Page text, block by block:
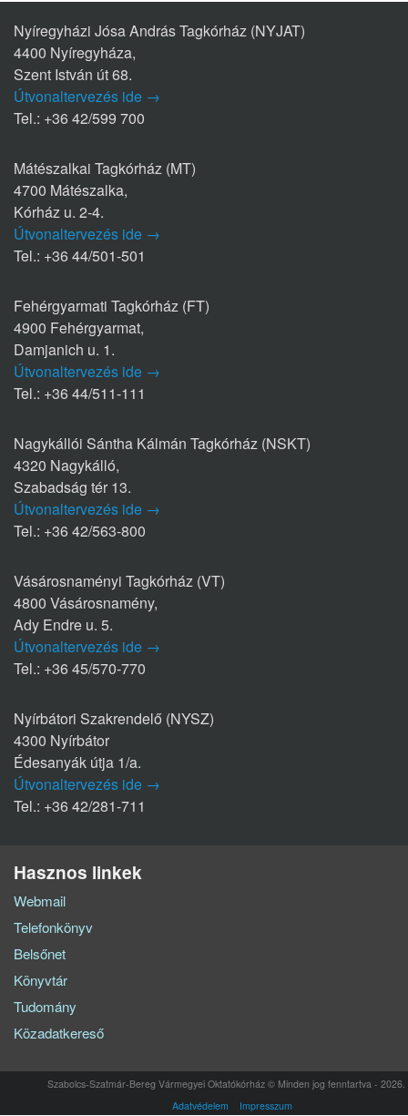
Nyíregyházi Jósa András Tagkórház (NYJAT)
4400 Nyíregyháza,
Szent István út 68.
Útvonaltervezés ide →
Tel.: +36 42/599 700
Mátészalkai Tagkórház (MT)
4700 Mátészalka,
Kórház u. 2-4.
Útvonaltervezés ide →
Tel.: +36 44/501-501
Fehérgyarmati Tagkórház (FT)
4900 Fehérgyarmat,
Damjanich u. 1.
Útvonaltervezés ide →
Tel.: +36 44/511-111
Nagykállói Sántha Kálmán Tagkórház (NSKT)
4320 Nagykálló,
Szabadság tér 13.
Útvonaltervezés ide →
Tel.: +36 42/563-800
Vásárosnaményi Tagkórház (VT)
4800 Vásárosnamény,
Ady Endre u. 5.
Útvonaltervezés ide →
Tel.: +36 45/570-770
Nyírbátori Szakrendelő (NYSZ)
4300 Nyírbátor
Édesanyák útja 1/a.
Útvonaltervezés ide →
Tel.: +36 42/281-711
Hasznos linkek
Webmail
Telefonkönyv
Belsőnet
Könyvtár
Tudomány
Közadatkereső
Szabolcs-Szatmár-Bereg Vármegyei Oktatókórház © Minden jog fenntartva - 2026.
Adatvédelem
Impresszum